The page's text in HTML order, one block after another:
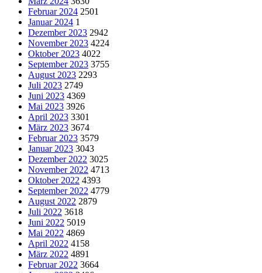
Februar 2024 2501
Januar 2024 1
Dezember 2023 2942
November 2023 4224
Oktober 2023 4022
September 2023 3755
August 2023 2293
Juli 2023 2749
Juni 2023 4369
Mai 2023 3926
April 2023 3301
März 2023 3674
Februar 2023 3579
Januar 2023 3043
Dezember 2022 3025
November 2022 4713
Oktober 2022 4393
September 2022 4779
August 2022 2879
Juli 2022 3618
Juni 2022 5019
Mai 2022 4869
April 2022 4158
März 2022 4891
Februar 2022 3664